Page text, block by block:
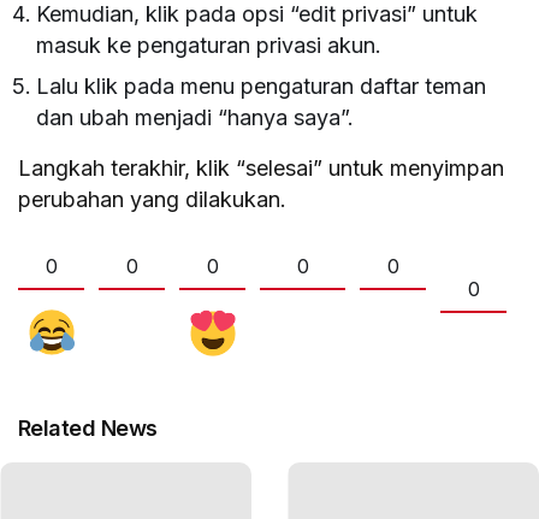
Kemudian, klik pada opsi “edit privasi” untuk
masuk ke pengaturan privasi akun.
Lalu klik pada menu pengaturan daftar teman
dan ubah menjadi “hanya saya”.
Langkah terakhir, klik “selesai” untuk menyimpan
perubahan yang dilakukan.
0 0 0 0
0
0
Related News